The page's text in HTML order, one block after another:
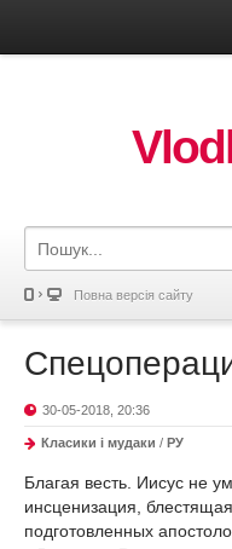
Повна версія сайту
30-05-2018, 20:36
Класики і мудаки / РУ
Благая весть. Иисус не
инсценизация,
подготовленных